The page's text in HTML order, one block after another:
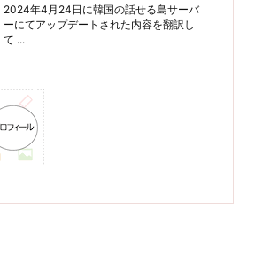
2024年4月24日に韓国の話せる島サーバ
ーにてアップデートされた内容を翻訳し
て ...